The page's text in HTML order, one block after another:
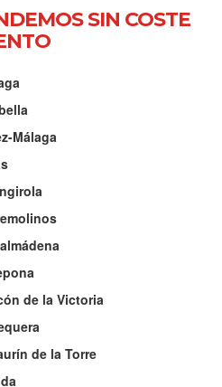
SIN COSTE
Málaga
de la Victoria
de la Torre